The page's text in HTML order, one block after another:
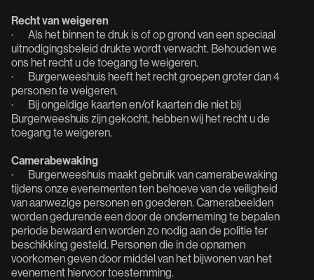
Recht van weigeren
· Als het binnen te druk is of op grond van een speciaal
uitnodigingsbeleid drukte wordt verwacht. Behouden we
ons het recht u de toegang te weigeren.
· Burgerweeshuis heeft het recht groepen groter dan 4
personen te weigeren.
· Bij ongeldige kaarten en/of kaarten die niet bij
Burgerweeshuis zijn gekocht, hebben wij het recht u de
toegang te weigeren.
Camerabewaking
· Burgerweeshuis maakt gebruik van camerabewaking
tijdens onze evenementen ten behoeve van de veiligheid
van aanwezige personen en goederen. Camerabeelden
worden gedurende een door de onderneming te bepalen
periode bewaard en worden zo nodig aan de politie ter
beschikking gesteld. Personen die in de opnamen
voorkomen geven door middel van het bijwonen van het
evenement hiervoor toestemming.